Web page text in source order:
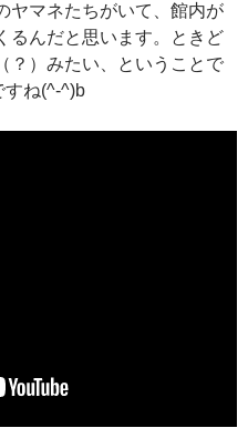
ヤマネたちがいて、館内が
るんだと思います。ときど
？）みたい、ということで
すね(^-^)b